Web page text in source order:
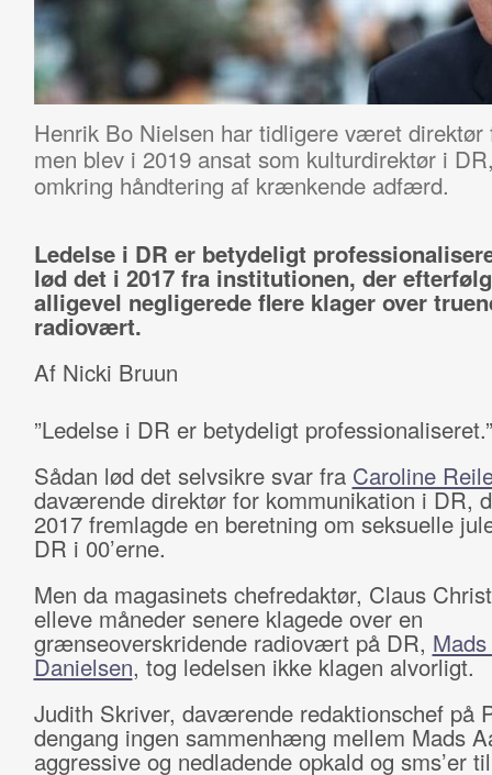
Henrik Bo Nielsen har tidligere været
men blev i 2019 ansat som kulturdirektør i
omkring håndtering af krænkende adfærd.
Ledelse i DR er betydeligt
lød det i 2017 fra institutionen, der
alligevel negligerede flere klager over
radiovært.
Af Nicki Bruun
”Ledelse i DR er betydeligt professionaliseret.”
Sådan lød det selvsikre svar fra Caroline
daværende direktør for kommunikation i DR,
2017 fremlagde en beretning om seksuelle
DR i 00’erne.
Men da magasinets chefredaktør, Claus
elleve måneder senere klagede over en
grænseoverskridende radiovært på DR,
Danielsen, tog ledelsen ikke klagen alvorligt.
Judith Skriver, daværende redaktionschef på
dengang ingen sammenhæng mellem Mads
aggressive og nedladende opkald og sms’er til